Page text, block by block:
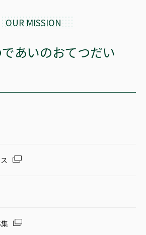
OUR MISSION
あいのおてつだい